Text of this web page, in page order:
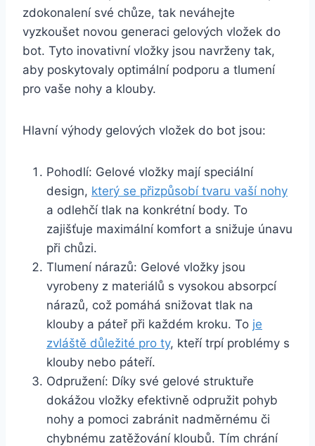
zdokonalení své⁢ chůze, tak ⁢neváhejte
vyzkoušet ‌novou generaci‍ gelových vložek ⁢do⁣
bot. Tyto inovativní vložky⁢ jsou ⁢navrženy tak,
aby ‍poskytovaly optimální podporu⁤ a ⁤tlumení
pro vaše nohy a ​klouby.
Hlavní výhody gelových‌ vložek‌ do bot jsou:
Pohodlí: Gelové vložky ‌mají speciální
⁢design, který‍ se přizpůsobí​ tvaru ⁣vaší nohy
a odlehčí tlak na konkrétní body. To
zajišťuje maximální⁣ komfort a snižuje únavu
při chůzi.
Tlumení nárazů: Gelové ‌vložky jsou
vyrobeny z materiálů s ‌vysokou absorpcí
nárazů, což pomáhá‌ snižovat tlak na
klouby a páteř při každém⁤ kroku. To je‌
zvláště důležité​ pro ty, kteří‍ trpí problémy ⁤s
klouby nebo páteří.
Odpružení: Díky své gelové struktuře
dokážou vložky efektivně odpružit pohyb
nohy a pomoci zabránit nadměrnému⁢ či
chybnému ​zatěžování kloubů. Tím‌ chrání